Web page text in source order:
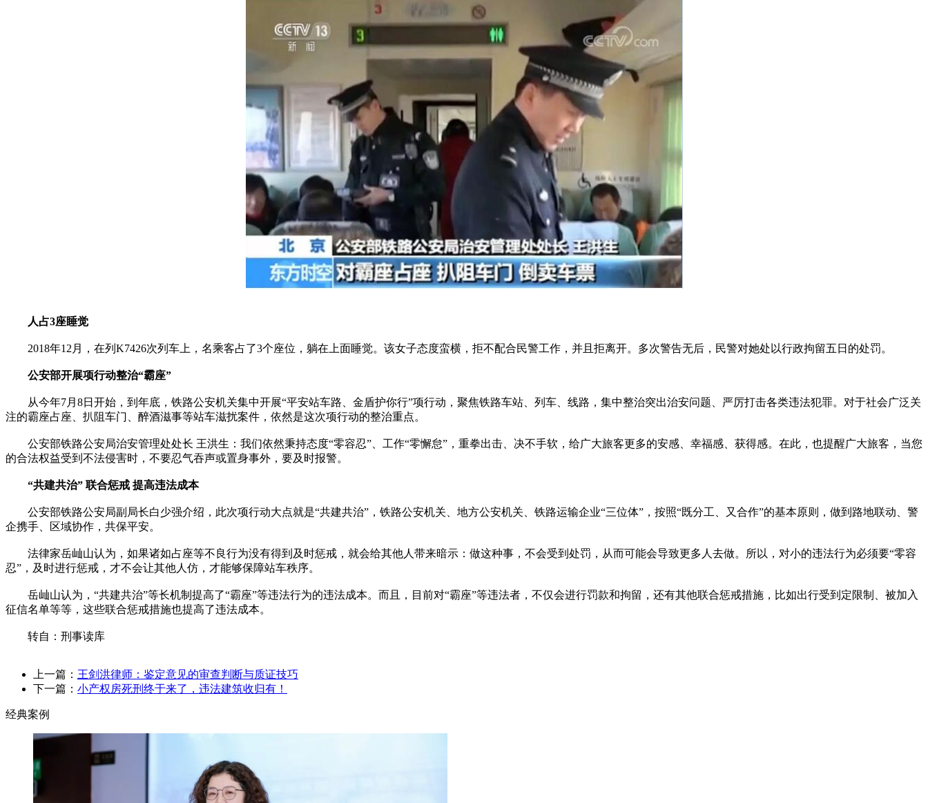
人占3座睡觉
2018年12月，在列K7426次列车上，名乘客占了3个座位，躺在上面睡觉。该女子态度蛮横，拒不配合民警工作，并且拒离开。多次警告无后，民警对她处以行政拘留五日的处罚。
公安部开展项行动整治“霸座”
从今年7月8日开始，到年底，铁路公安机关集中开展“平安站车路、金盾护你行”项行动，聚焦铁路车站、列车、线路，集中整治突出治安问题、严厉打击各类违法犯罪。对于社会广泛关
注的霸座占座、扒阻车门、醉酒滋事等站车滋扰案件，依然是这次项行动的整治重点。
公安部铁路公安局治安管理处处长 王洪生：我们依然秉持态度“零容忍”、工作“零懈怠”，重拳出击、决不手软，给广大旅客更多的安感、幸福感、获得感。在此，也提醒广大旅客，当您
的合法权益受到不法侵害时，不要忍气吞声或置身事外，要及时报警。
“共建共治” 联合惩戒 提高违法成本
公安部铁路公安局副局长白少强介绍，此次项行动大点就是“共建共治”，铁路公安机关、地方公安机关、铁路运输企业“三位体”，按照“既分工、又合作”的基本原则，做到路地联动、警
企携手、区域协作，共保平安。
法律家岳屾山认为，如果诸如占座等不良行为没有得到及时惩戒，就会给其他人带来暗示：做这种事，不会受到处罚，从而可能会导致更多人去做。所以，对小的违法行为必须要“零容
忍”，及时进行惩戒，才不会让其他人仿，才能够保障站车秩序。
岳屾山认为，“共建共治”等长机制提高了“霸座”等违法行为的违法成本。而且，目前对“霸座”等违法者，不仅会进行罚款和拘留，还有其他联合惩戒措施，比如出行受到定限制、被加入
征信名单等等，这些联合惩戒措施也提高了违法成本。
转自：刑事读库
上一篇： 王剑洪律师：鉴定意见的审查判断与质证技巧
下一篇： 小产权房死刑终于来了，违法建筑收归有！
经典案例